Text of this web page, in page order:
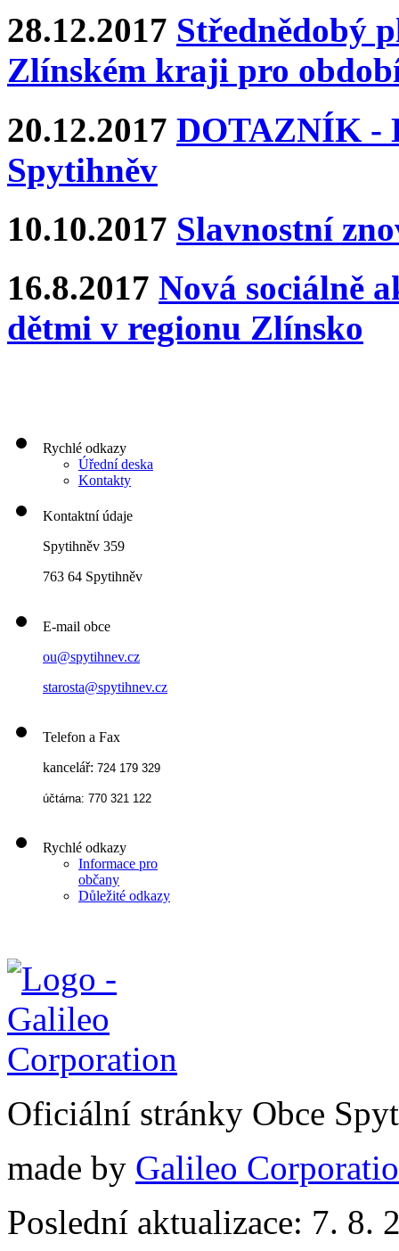
28.12.2017 Střednědobý
Zlínském kraji pro
20.12.2017 DOTAZNÍK -
Spytihněv
10.10.2017 Slavnostní
16.8.2017 Nová sociálně
dětmi v regionu Zlínsko
Rychlé odkazy
Úřední deska
Kontakty
Kontaktní údaje
Spytihněv 359
763 64 Spytihněv
E-mail obce
ou@spytihnev.cz
starosta@spytihnev.cz
Telefon a Fax
kancelář: 724 179 329
účtárna: 770 321 122
Rychlé odkazy
Informace pro
občany
Důležité odkazy
Oficiální stránky Obce
made by Galileo
Poslední aktualizace: 7. 8.